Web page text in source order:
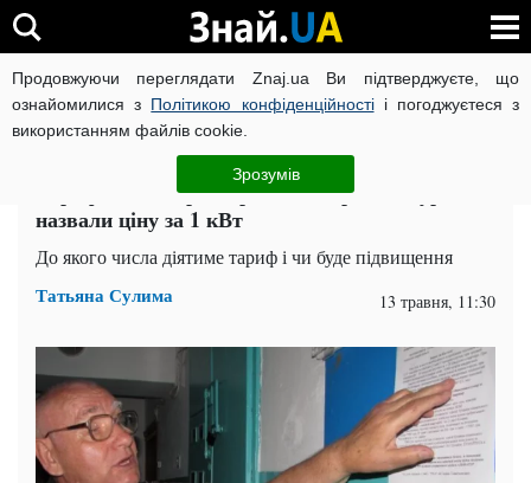
Продовжуючи переглядати Znaj.ua Ви підтверджуєте, що
ознайомилися з Політикою конфіденційностіі погоджуєтеся з
використанням файлів cookie.
Зрозумів
ВІЙНА РОСІЇ ПРОТИ УКРАЇНИ КОРОНАВІРУС В УКРАЇНІ
ЧИТАТЬ НА РУССКОМ
Тариф на електроенергію з 1 червня: в уряді
назвали ціну за 1 кВт
До якого числа діятиме тариф і чи буде підвищення
Татьяна Сулима 13 травня, 11:30